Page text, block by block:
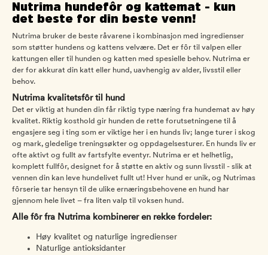
Nutrima hundefôr og kattemat - kun
det beste for din beste venn!
Nutrima bruker de beste råvarene i kombinasjon med ingredienser
som støtter hundens og kattens velvære. Det er fôr til valpen eller
kattungen eller til hunden og katten med spesielle behov. Nutrima er
der for akkurat din katt eller hund, uavhengig av alder, livsstil eller
behov.
Nutrima kvalitetsfôr til hund
Det er viktig at hunden din får riktig type næring fra hundemat av høy
kvalitet. Riktig kosthold gir hunden de rette forutsetningene til å
engasjere seg i ting som er viktige her i en hunds liv; lange turer i skog
og mark, gledelige treningsøkter og oppdagelsesturer. En hunds liv er
ofte aktivt og fullt av fartsfylte eventyr. Nutrima er et helhetlig,
komplett fullfôr, designet for å støtte en aktiv og sunn livsstil - slik at
vennen din kan leve hundelivet fullt ut! Hver hund er unik, og Nutrimas
fôrserie tar hensyn til de ulike ernæringsbehovene en hund har
gjennom hele livet – fra liten valp til voksen hund.
Alle fôr fra Nutrima kombinerer en rekke fordeler:
Høy kvalitet og naturlige ingredienser
Naturlige antioksidanter